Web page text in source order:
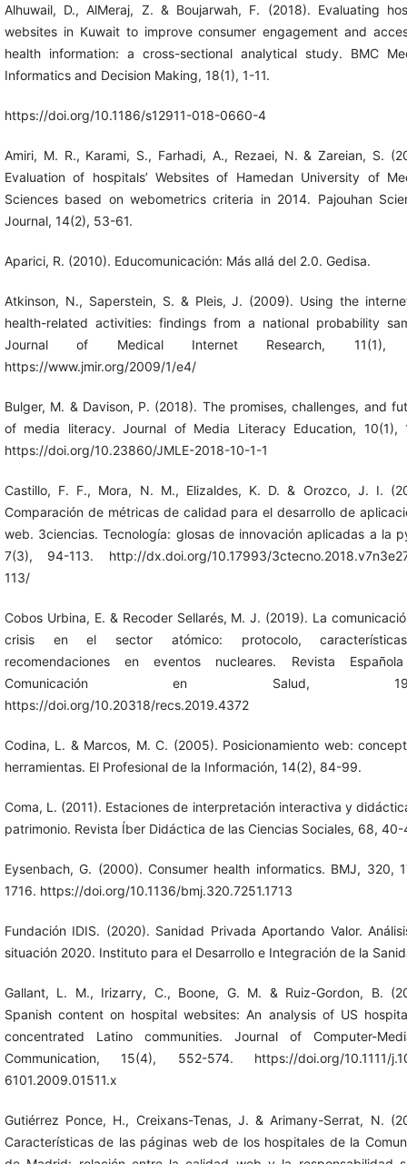
Alhuwail, D., AlMeraj, Z. & Boujarwah, F. (2018). Evaluating
websites in Kuwait to improve consumer engagement and
health information: a cross-sectional analytical study. BMC
Informatics and Decision Making, 18(1), 1-11.
https://doi.org/10.1186/s12911-018-0660-4
Amiri, M. R., Karami, S., Farhadi, A., Rezaei, N. & Zareian, S.
Evaluation of hospitals’ Websites of Hamedan University of
Sciences based on webometrics criteria in 2014. Pajouhan
Journal, 14(2), 53-61.
Aparici, R. (2010). Educomunicación: Más allá del 2.0. Gedisa.
Atkinson, N., Saperstein, S. & Pleis, J. (2009). Using the
health-related activities: findings from a national probability
Journal of Medical Internet Research, 11(1),
https://www.jmir.org/2009/1/e4/
Bulger, M. & Davison, P. (2018). The promises, challenges, and
of media literacy. Journal of Media Literacy Education, 10(1),
https://doi.org/10.23860/JMLE-2018-10-1-1
Castillo, F. F., Mora, N. M., Elizaldes, K. D. & Orozco, J. I.
Comparación de métricas de calidad para el desarrollo de
web. 3ciencias. Tecnología: glosas de innovación aplicadas a la
7(3), 94-113. http://dx.doi.org/10.17993/
113/
Cobos Urbina, E. & Recoder Sellarés, M. J. (2019). La
crisis en el sector atómico: protocolo,
recomendaciones en eventos nucleares. Revista
Comunicación en Salud, 19-
https://doi.org/10.20318/recs.2019.4372
Codina, L. & Marcos, M. C. (2005). Posicionamiento web:
herramientas. El Profesional de la Información, 14(2), 84-99.
Coma, L. (2011). Estaciones de interpretación interactiva y
patrimonio. Revista Íber Didáctica de las Ciencias Sociales, 68,
Eysenbach, G. (2000). Consumer health informatics. BMJ, 320,
1716. https://doi.org/10.1136/bmj.320.7251.1713
Fundación IDIS. (2020). Sanidad Privada Aportando Valor.
situación 2020. Instituto para el Desarrollo e Integración de la
Gallant, L. M., Irizarry, C., Boone, G. M. & Ruiz-Gordon, B.
Spanish content on hospital websites: An analysis of US
concentrated Latino communities. Journal of Computer-
Communication, 15(4), 552-574. https://doi.org/10.1111/
6101.2009.01511.x
Gutiérrez Ponce, H., Creixans-Tenas, J. & Arimany-Serrat, N.
Características de las páginas web de los hospitales de la